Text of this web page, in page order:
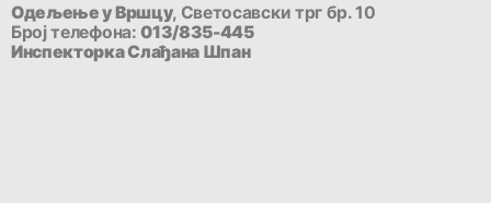
Одељење у Вршцу, Светосавски трг бр. 10
Број телефона:013/835-445
Инспекторка Слађана Шпан